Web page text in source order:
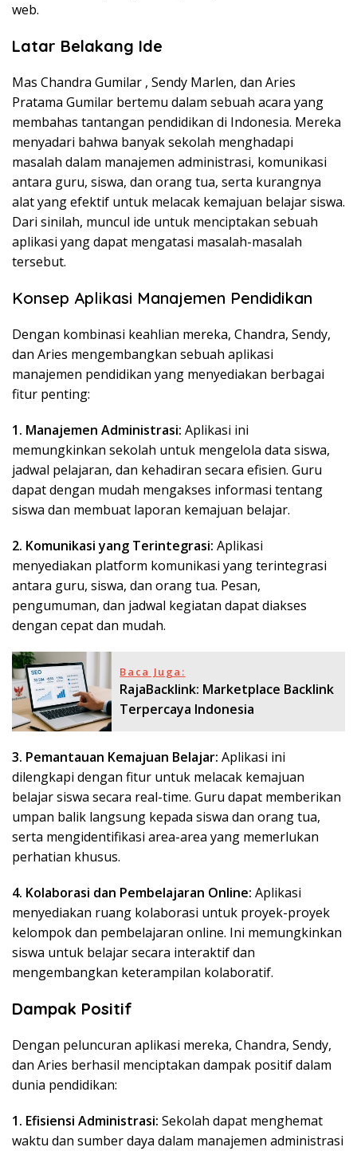
web.
Latar Belakang Ide
Mas Chandra Gumilar , Sendy Marlen, dan Aries
Pratama Gumilar bertemu dalam sebuah acara yang
membahas tantangan pendidikan di Indonesia. Mereka
menyadari bahwa banyak sekolah menghadapi
masalah dalam manajemen administrasi, komunikasi
antara guru, siswa, dan orang tua, serta kurangnya
alat yang efektif untuk melacak kemajuan belajar siswa.
Dari sinilah, muncul ide untuk menciptakan sebuah
aplikasi yang dapat mengatasi masalah-masalah
tersebut.
Konsep Aplikasi Manajemen Pendidikan
Dengan kombinasi keahlian mereka, Chandra, Sendy,
dan Aries mengembangkan sebuah aplikasi
manajemen pendidikan yang menyediakan berbagai
fitur penting:
1. Manajemen Administrasi: Aplikasi ini
memungkinkan sekolah untuk mengelola data siswa,
jadwal pelajaran, dan kehadiran secara efisien. Guru
dapat dengan mudah mengakses informasi tentang
siswa dan membuat laporan kemajuan belajar.
2. Komunikasi yang Terintegrasi: Aplikasi
menyediakan platform komunikasi yang terintegrasi
antara guru, siswa, dan orang tua. Pesan,
pengumuman, dan jadwal kegiatan dapat diakses
dengan cepat dan mudah.
Baca Juga:
RajaBacklink: Marketplace Backlink
Terpercaya Indonesia
3. Pemantauan Kemajuan Belajar: Aplikasi ini
dilengkapi dengan fitur untuk melacak kemajuan
belajar siswa secara real-time. Guru dapat memberikan
umpan balik langsung kepada siswa dan orang tua,
serta mengidentifikasi area-area yang memerlukan
perhatian khusus.
4. Kolaborasi dan Pembelajaran Online: Aplikasi
menyediakan ruang kolaborasi untuk proyek-proyek
kelompok dan pembelajaran online. Ini memungkinkan
siswa untuk belajar secara interaktif dan
mengembangkan keterampilan kolaboratif.
Dampak Positif
Dengan peluncuran aplikasi mereka, Chandra, Sendy,
dan Aries berhasil menciptakan dampak positif dalam
dunia pendidikan:
1. Efisiensi Administrasi: Sekolah dapat menghemat
waktu dan sumber daya dalam manajemen administrasi